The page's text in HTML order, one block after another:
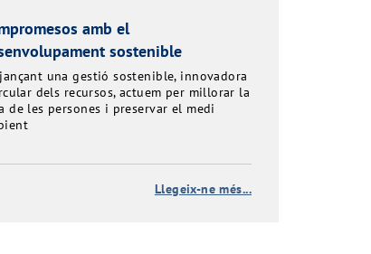
amb el
sostenible
una gestió sostenible, innovadora
dels recursos, actuem per millorar la
de les persones i preservar el medi
Llegeix-ne més...